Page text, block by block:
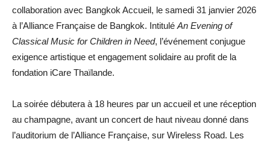
collaboration avec Bangkok Accueil, le samedi 31 janvier 2026
à l’Alliance Française de Bangkok. Intitulé An Evening of
Classical Music for Children in Need, l’événement conjugue
exigence artistique et engagement solidaire au profit de la
fondation iCare Thaïlande.
La soirée débutera à 18 heures par un accueil et une réception
au champagne, avant un concert de haut niveau donné dans
l’auditorium de l’Alliance Française, sur Wireless Road. Les